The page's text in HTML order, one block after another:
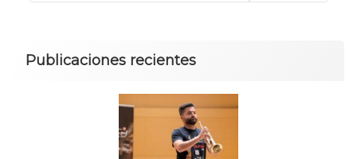
Publicaciones recientes